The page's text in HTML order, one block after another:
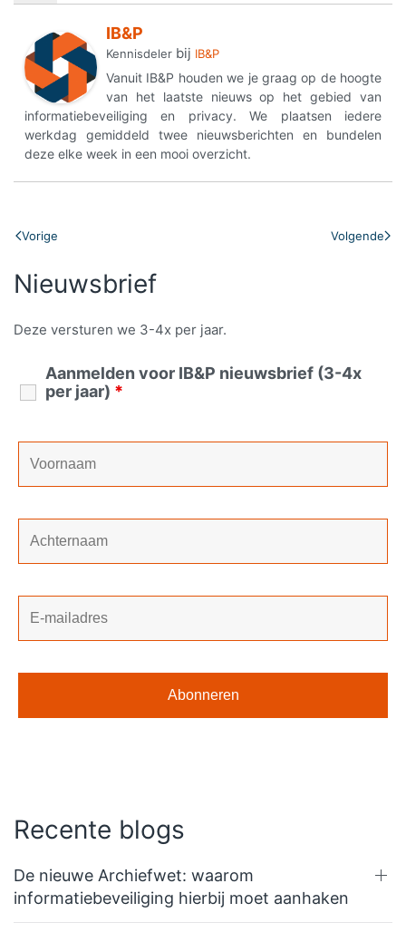
IB&P
Kennisdeler bij IB&P
Vanuit IB&P houden we je graag op de hoogte
van het laatste nieuws op het gebied van
informatiebeveiliging en privacy. We plaatsen iedere
werkdag gemiddeld twee nieuwsberichten en bundelen
deze elke week in een mooi overzicht.
Vorige Volgende
Nieuwsbrief
Deze versturen we 3-4x per jaar.
Aanmelden voor IB&P nieuwsbrief (3-4x
per jaar) *
Recente blogs
De nieuwe Archiefwet: waarom
informatiebeveiliging hierbij moet aanhaken